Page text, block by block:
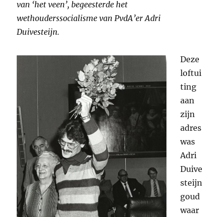
van ‘het veen’, begeesterde het
wethouderssocialisme van PvdA’er Adri
Duivesteijn.
Deze
loftui
ting
aan
zijn
adres
was
Adri
Duive
steijn
goud
waar